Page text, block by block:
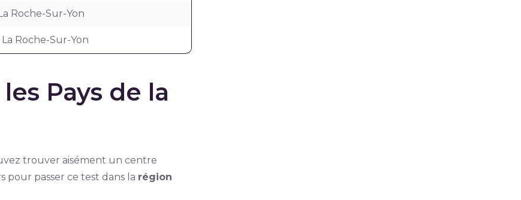
Roche-Sur-Yon
Roche-Sur-Yon
Pays de la
trouver aisément un centre
pour passer ce test dans la région